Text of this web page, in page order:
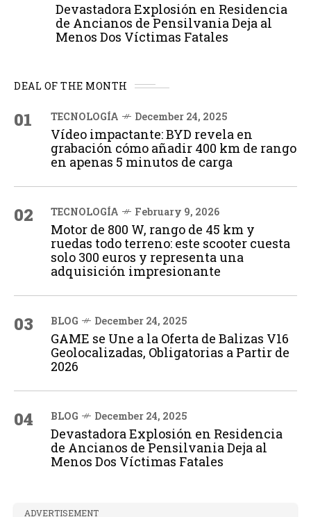
Devastadora Explosión en Residencia
de Ancianos de Pensilvania Deja al
Menos Dos Víctimas Fatales
DEAL OF THE MONTH
01 TECNOLOGÍA December 24, 2025
Vídeo impactante: BYD revela en
grabación cómo añadir 400 km de rango
en apenas 5 minutos de carga
02 TECNOLOGÍA February 9, 2026
Motor de 800 W, rango de 45 km y
ruedas todo terreno: este scooter cuesta
solo 300 euros y representa una
adquisición impresionante
03 BLOG December 24, 2025
GAME se Une a la Oferta de Balizas V16
Geolocalizadas, Obligatorias a Partir de
2026
04 BLOG December 24, 2025
Devastadora Explosión en Residencia
de Ancianos de Pensilvania Deja al
Menos Dos Víctimas Fatales
ADVERTISEMENT